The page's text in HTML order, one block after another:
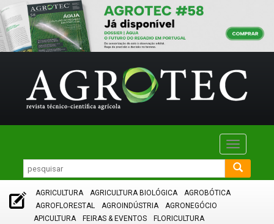
Toggle
AGRICULTURA AGRICULTURA BIOLÓGICA
AGROBÓTICA
AGROFLORESTAL
AGROINDÚSTRIA
AGRONEGÓCIO
APICULTURA
FEIRAS & EVENTOS
FLORICULTURA